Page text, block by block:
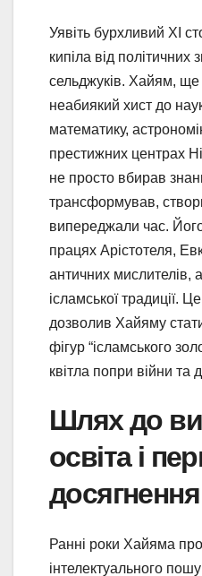
Уявіть бурхливий XI
кипіла від політичних
сельджуків. Хайям,
неабиякий хист до
математику,
престижних центрах
не просто вбирав
трансформував,
випереджали час.
працях Арістотеля,
античних мислителів,
ісламської традиції.
дозволив Хайяму
фігур “ісламського
квітла попри війни та
Шлях до
освіта і
досягнення
Ранні роки Хайяма
інтелектуального